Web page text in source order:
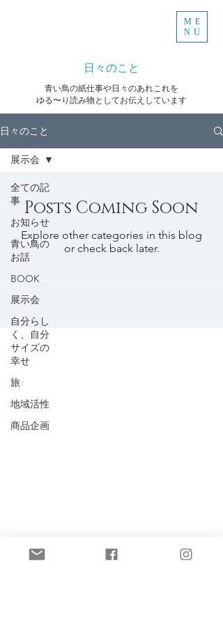
ME
NU
日々のこと
青い鳥の紙仕事や日々のあれこれを
ゆる〜り読み物としてお伝えしています
日々のこと
全ての記
事
お知らせ
青い鳥の
お話
BOOK
展示会
自分らし
く、自分
サイズの
幸せ
旅
地域活性
商品企画
展示会
Posts Coming Soon
Explore other categories in this blog
or check back later.